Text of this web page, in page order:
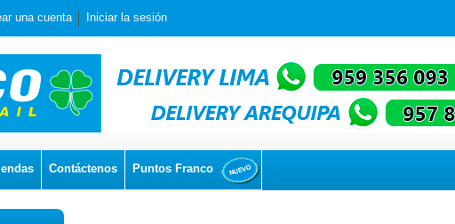
una cuenta Iniciar la sesión
Contáctenos Puntos Franco